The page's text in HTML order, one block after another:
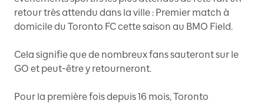
retour très attendu dans la ville : Premier match à
domicile du Toronto FC cette saison au BMO Field.
Cela signifie que de nombreux fans sauteront sur le
GO et peut-être y retourneront.
Pour la première fois depuis 16 mois, Toronto